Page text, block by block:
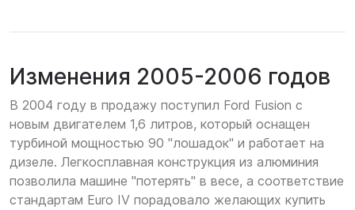
Изменения 2005-2006 годов
В 2004 году в продажу поступил Ford Fusion с
новым двигателем 1,6 литров, который оснащен
турбиной мощностью 90 "лошадок" и работает на
дизеле. Легкосплавная конструкция из алюминия
позволила машине "потерять" в весе, а соответствие
стандартам Euro IV порадовало желающих купить